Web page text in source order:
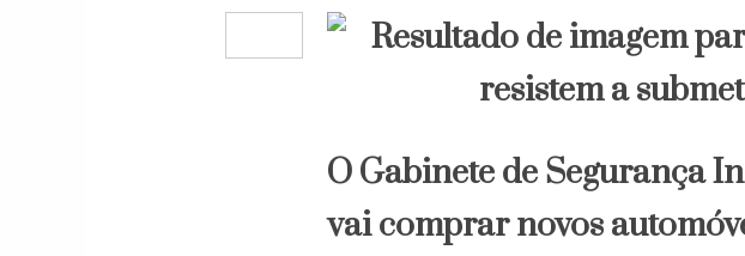
O Gabinete de Segurança
vai comprar novos